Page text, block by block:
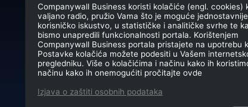
povezivanjem klijenata.
CompanyWall Business © 2026
Companywall Business koristi kolačiće (engl. cookies)
valjano radio, pružio Vama što je moguće
korisničko iskustvo, u statističke i analitičke svrhe te
bismo unapredili funkcionalnosti portala. Korištenjem
Companywall Business portala pristajete na upotrebu
Postavke kolačića možete podesiti u Vašem
pregledniku. Više o kolačićima i načinu kako ih
načinu kako ih onemogućiti pročitajte ovde
Izjava o zaštiti osobnih podataka